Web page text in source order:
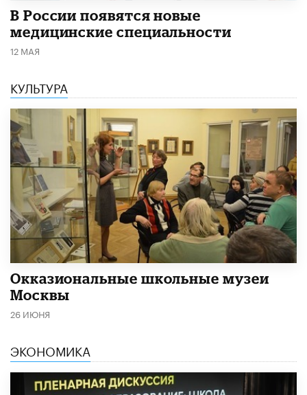
В России появятся новые
медицинские специальности
12 МАЯ
КУЛЬТУРА
​Окказиональные школьные музеи
Москвы
26 ИЮНЯ
ЭКОНОМИКА